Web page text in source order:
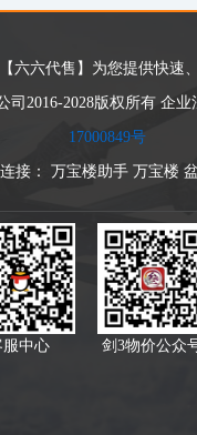
六六代售】为您提供快速
司2016-2028版权所有 企业
17000849号
接：万宝楼助手 万宝楼
服中心 剑3物价公众